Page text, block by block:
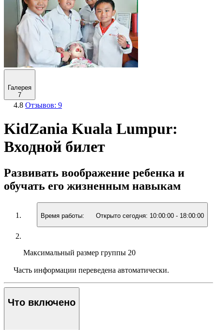
Галерея
7
4.8 Отзывов: 9
KidZania Kuala Lumpur:
Входной билет
Развивать воображение ребенка и
обучать его жизненным навыкам
Время работы: Открыто сегодня: 10:00:00 - 18:00:00
Максимальный размер группы 20
Часть информации переведена автоматически.
Что включено